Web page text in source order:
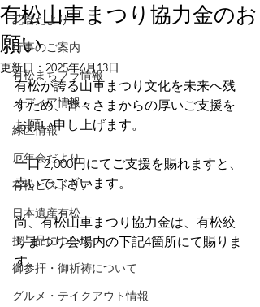
花暦たより
行事のご案内
有松まちブラ情報
メディア情報
緑区情報
厄年会だより
有松ヒストリア
日本遺産有松
授与品について
御参拝・御祈祷について
グルメ・テイクアウト情報
有松山車まつり協力金のお
願い
更新日： 2025年6月13日
有松が誇る山車まつり文化を未来へ残
すため、皆々さまからの厚いご支援を
お願い申し上げます。
一口 2,000円にてご支援を賜れますと、
幸いでございます。
尚、有松山車まつり協力金は、有松絞
りまつり会場内の下記4箇所にて賜りま
す。